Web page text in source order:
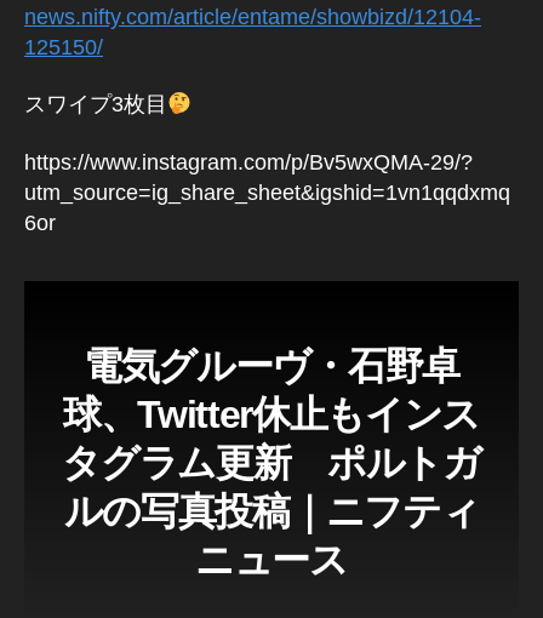
news.nifty.com/article/entame/showbizd/12104-
125150/
スワイプ3枚目
https://www.instagram.com/p/Bv5wxQMA-29/?
utm_source=ig_share_sheet&igshid=1vn1qqdxmq
6or
電気グルーヴ・石野卓
球、Twitter休止もインス
タグラム更新 ポルトガ
ルの写真投稿｜ニフティ
ニュース